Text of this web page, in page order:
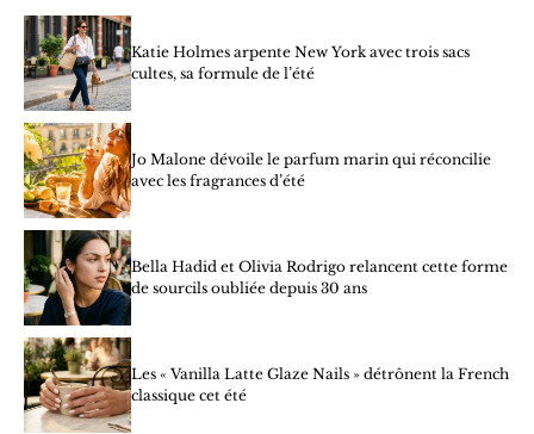
Katie Holmes arpente New York avec trois sacs
cultes, sa formule de l’été
Jo Malone dévoile le parfum marin qui réconcilie
avec les fragrances d’été
Bella Hadid et Olivia Rodrigo relancent cette forme
de sourcils oubliée depuis 30 ans
Les « Vanilla Latte Glaze Nails » détrônent la French
classique cet été